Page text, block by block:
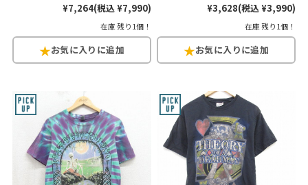
¥7,264(税込 ¥7,990)
在庫 残り1個！
¥3,628(税込 ¥3,990)
在庫 残り1個！